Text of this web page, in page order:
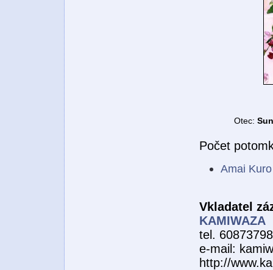
Otec:
Počet
Amai
Vkladatel
KAMIWAZA
tel.
e-mail:
http://